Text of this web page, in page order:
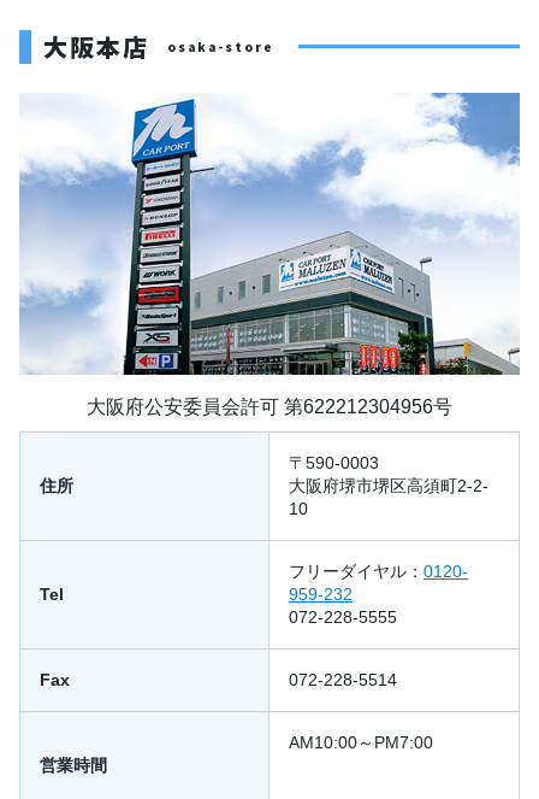
大阪本店 osaka-store
大阪府公安委員会許可 第622212304956号
住所
〒590-0003
大阪府堺市堺区高須町2-2-
10
Tel
フリーダイヤル： 0120-
959-232
072-228-5555
Fax 072-228-5514
営業時間
AM10:00～PM7:00